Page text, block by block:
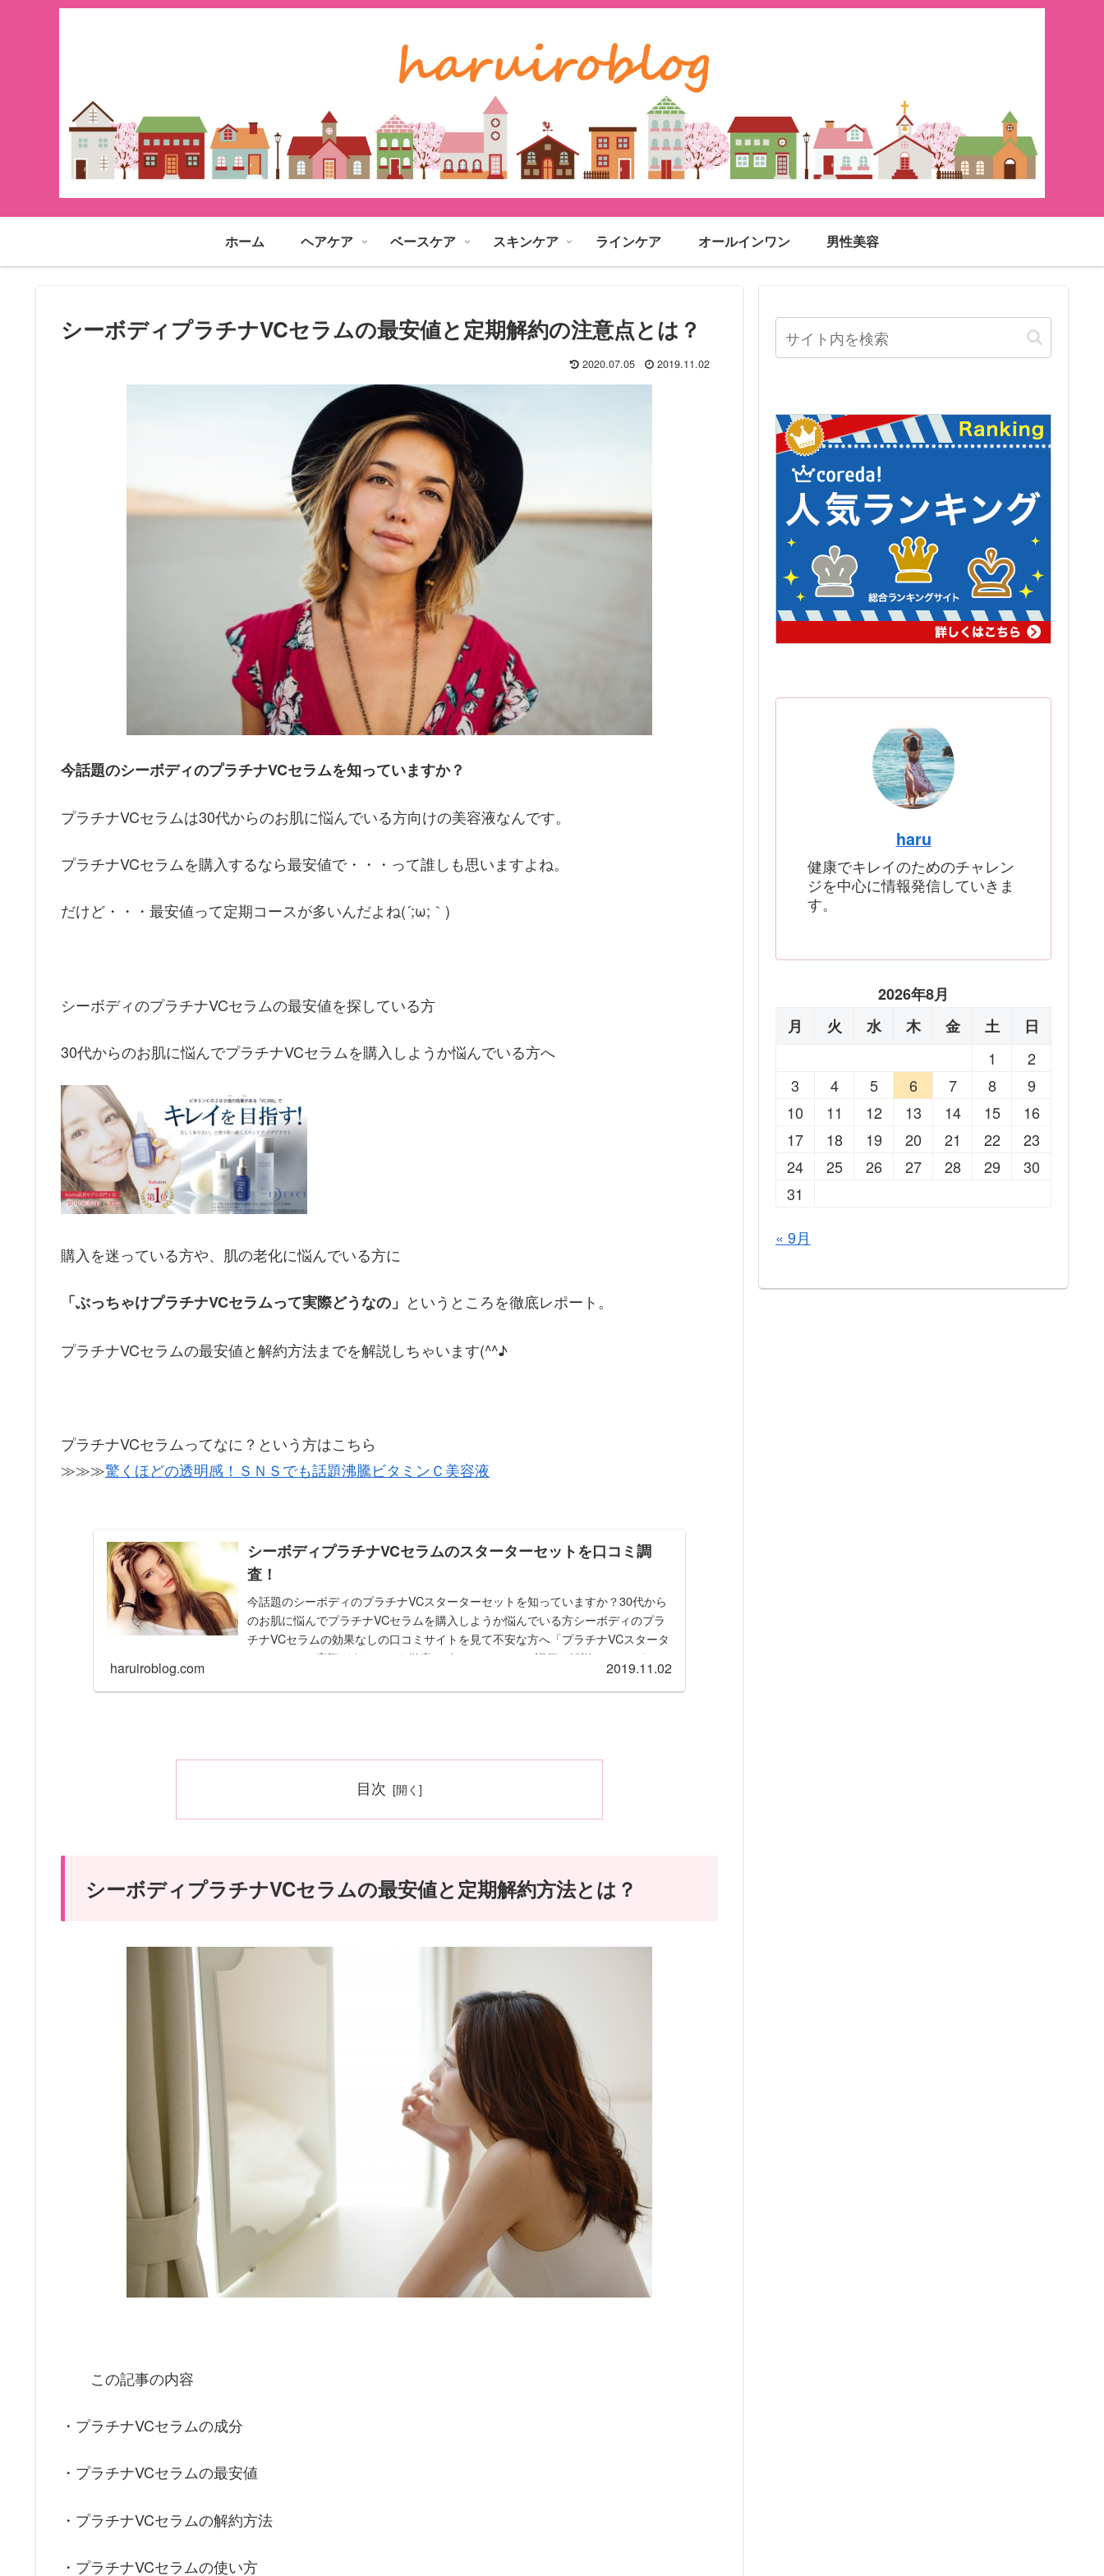
ホーム ヘアケア ベースケア スキンケア ラインケア オールインワン 男性美容
シーボディプラチナVCセラムの最安値と定期解約の注意点とは？
2020.07.05 2019.11.02
今話題のシーボディのプラチナVCセラムを知っていますか？
プラチナVCセラムは30代からのお肌に悩んでいる方向けの美容液なんです。
プラチナVCセラムを購入するなら最安値で・・・って誰しも思いますよね。
だけど・・・最安値って定期コースが多いんだよね(´;ω;｀)
シーボディのプラチナVCセラムの最安値を探している方
30代からのお肌に悩んでプラチナVCセラムを購入しようか悩んでいる方へ
購入を迷っている方や、肌の老化に悩んでいる方に
「ぶっちゃけプラチナVCセラムって実際どうなの」 というところを徹底レポート。
プラチナVCセラムの最安値と解約方法までを解説しちゃいます(^^♪
プラチナVCセラムってなに？という方はこちら
≫≫≫驚くほどの透明感！ＳＮＳでも話題沸騰ビタミンＣ美容液
シーボディプラチナVCセラムのスターターセットを口コミ調
査！
今話題のシーボディのプラチナVCスターターセットを知っていますか？30代から
のお肌に悩んでプラチナVCセラムを購入しようか悩んでいる方シーボディのプラ
チナVCセラムの効果なしの口コミサイトを見て不安な方へ「プラチナVCスタータ
ーセットって実際どうなの」を徹底レポート。口コミの評価も解説しちゃいま
haruiroblog.com 2019.11.02
目次
シーボディプラチナVCセラムの最安値と定期解約方法とは？
この記事の内容
・プラチナVCセラムの成分
・プラチナVCセラムの最安値
・プラチナVCセラムの解約方法
・プラチナVCセラムの使い方
haru
健康でキレイのためのチャレン
ジを中心に情報発信していきま
す。
2026年8月
月
火 水 木 金 土
日
1
2
3
4 5 6 7 8
9
10
11 12 13 14 15
16
17
18 19 20 21 22
23
24
25 26 27 28 29
30
31
« 9月